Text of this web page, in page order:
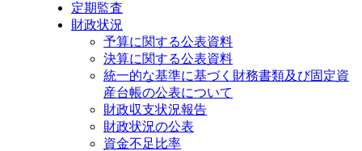
定期監査
財政状況
予算に関する公表資料
決算に関する公表資料
統一的な基準に基づく財務書類及び固定資
産台帳の公表について
財政収支状況報告
財政状況の公表
資金不足比率